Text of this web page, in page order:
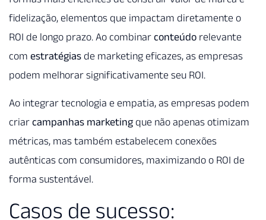
fidelização, elementos que impactam diretamente o
ROI de longo prazo. Ao combinar conteúdo relevante
com estratégias de marketing eficazes, as empresas
podem melhorar significativamente seu ROI.
Ao integrar tecnologia e empatia, as empresas podem
criar campanhas marketingque não apenas otimizam
métricas, mas também estabelecem conexões
autênticas com consumidores, maximizando o ROI de
forma sustentável.
Casos de sucesso: